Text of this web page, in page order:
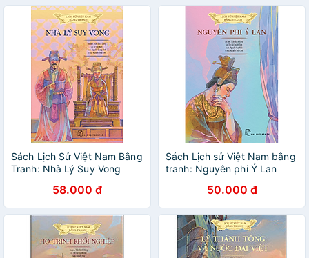
Sách Lịch Sử Việt Nam Bằng
Tranh: Nhà Lý Suy Vong
58.000 đ
Sách Lịch sử Việt Nam bằng
tranh: Nguyên phi Ỷ Lan
50.000 đ